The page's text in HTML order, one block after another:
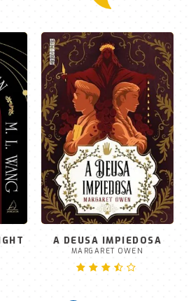
A DEUSA IMPIEDOSA
MARGARET OWEN